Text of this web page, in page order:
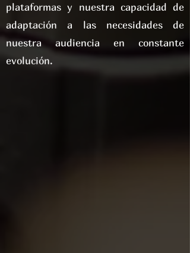
plataformas y nuestra capacidad de
adaptación a las necesidades de
nuestra audiencia en constante
evolución.